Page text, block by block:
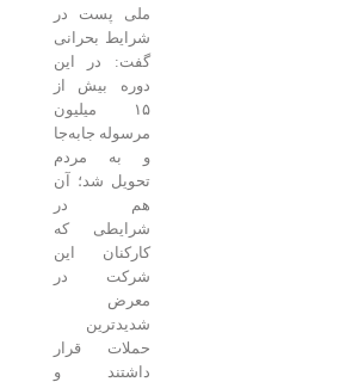
ملی پست در
شرایط بحرانی
گفت: در این
دوره بیش از
۱۵ میلیون
مرسوله جابه‌جا
و به مردم
تحویل شد؛ آن
هم در
شرایطی که
کارکنان این
شرکت در
شدیدترین
حملات قرار
داشتند و